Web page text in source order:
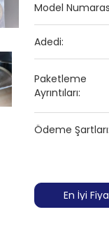
Model
Adedi:
Paketleme
Ayrıntıları:
Ödeme Şartları:
En İyi